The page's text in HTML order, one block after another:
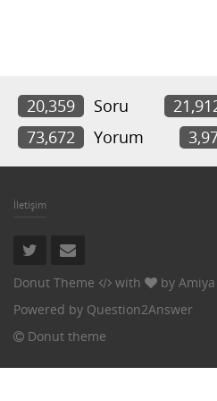
20,359 Soru
73,672
Yorum
İletişim
Donut Theme with by
Powered by Question2Answer
Donut theme